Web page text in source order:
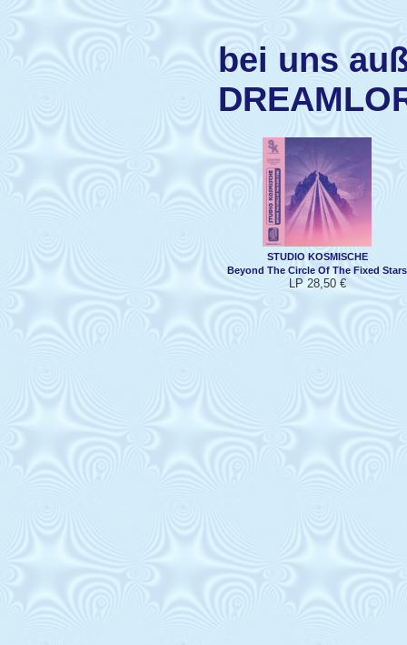
bei uns
STUDIO KOSMISCHE
Beyond The Circle Of The Fixed Stars
LP 28,50 €